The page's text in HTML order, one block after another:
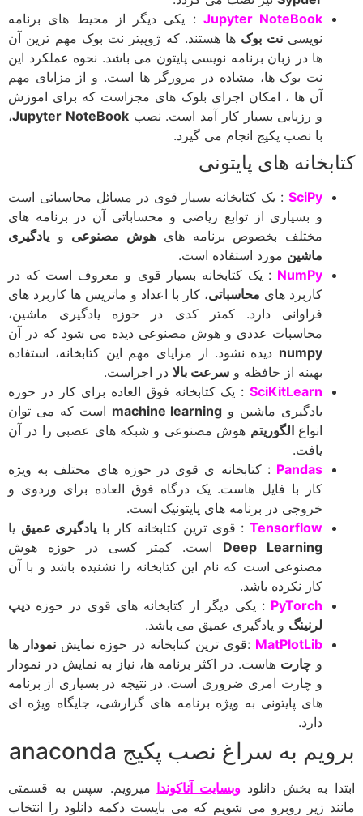
Jupyter NoteBook : یکی دیگر از محیط های برنامه
نویسینت بوک ها هستند. که ژوپیتر نت بوک مهم ترین آن
ها در زبان برنامه نویسی پایتون می باشد. نحوه عملکرد این
نت بوک ها، مشاده در مرورگر ها است. و از مزایای مهم
آن ها ، امکان اجرای بلوک های مجزاست که برای اموزش
و رزیابی بسیار کار آمد است. نصبJupyter NoteBook،
با نصب پکیج انجام می گیرد.
کتابخانه های پایتونی
SciPy : یک کتابخانه بسیار قوی در مسائل محاسباتی است
و بسیاری از توابع ریاضی و محساباتی آن در برنامه های
مختلف بخصوص برنامه های هوش مصنوعی و یادگیری
ماشین مورد استفاده است.
NumPy : یک کتابخانه بسیار قوی و معروف است که در
کاربرد های محاسباتی، کار با اعداد و ماتریس ها کاربرد های
فراوانی دارد. کمتر کدی در حوزه یادگیری ماشین،
محاسبات عددی و هوش مصنوعی دیده می شود که در آن
numpy دیده نشود. از مزایای مهم این کتابخانه، استفاده
بهینه از حافظه و سرعت بالا در اجراست.
SciKitLearn : یک کتابخانه فوق العاده برای کار در حوزه
یادگیری ماشین و machine learning است که می توان
انواعالگوریتم هوش مصنوعی و شبکه های عصبی را در آن
یافت.
Pandas : کتابخانه ی قوی در حوزه های مختلف به ویژه
کار با فایل هاست. یک درگاه فوق العاده برای وردوی و
خروجی در برنامه های پایتونیک است.
Tensorflow : قوی ترین کتابخانه کار با یادگیری عمیق یا
Deep Learning است. کمتر کسی در حوزه هوش
مصنوعی است که نام این کتابخانه را نشنیده باشد و با آن
کار نکرده باشد.
PyTorch : یکی دیگر از کتابخانه های قوی در حوزه دیپ
لرنینگ و یادگیری عمیق می باشد.
MatPlotLib :قوی ترین کتابخانه در حوزه نمایش نمودار ها
و چارت هاست. در اکثر برنامه ها، نیاز به نمایش در نمودار
و چارت امری ضروری است. در نتیجه در بسیاری از برنامه
های پایتونی به ویژه برنامه های گزارشی، جایگاه ویژه ای
دارد.
برویم به سراغ نصب پکیج anaconda
ابتدا به بخش دانلودوبسایت آناکوندا میرویم. سپس به قسمتی
مانند زیر روبرو می شویم که می بایست دکمه دانلود را انتخاب